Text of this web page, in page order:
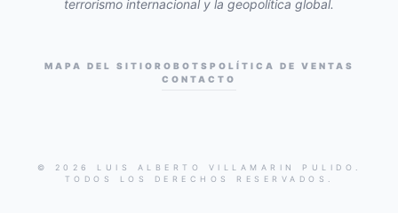
terrorismo internacional y la geopolítica global.
MAPA DEL SITIO ROBOTS POLÍTICA DE VENTAS
CONTACTO
© 2026 LUIS ALBERTO VILLAMARIN PULIDO.
TODOS LOS DERECHOS RESERVADOS.